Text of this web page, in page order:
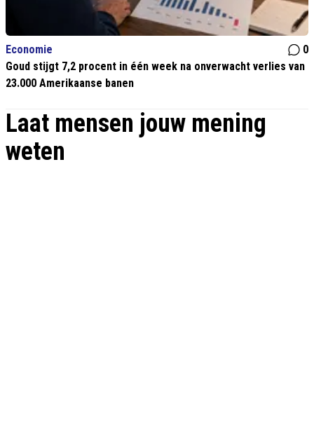
Economie
0
Goud stijgt 7,2 procent in één week na onverwacht verlies van
23.000 Amerikaanse banen
Laat mensen jouw mening
weten